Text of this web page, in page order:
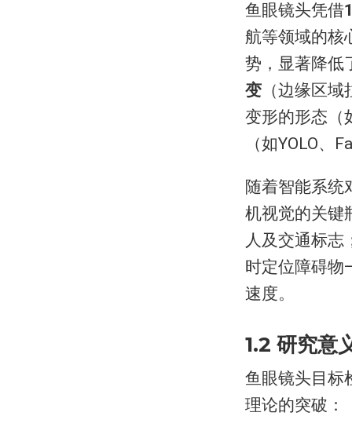
鱼眼镜头凭借
航等领域的核
势，显著降低
变 （边缘区
变形的形态（
（如YOLO、
随着智能系统
机视觉的关键
人及交通标志
时定位障碍物
速度。
1.2 研究意
鱼眼镜头目标
理论的突破：